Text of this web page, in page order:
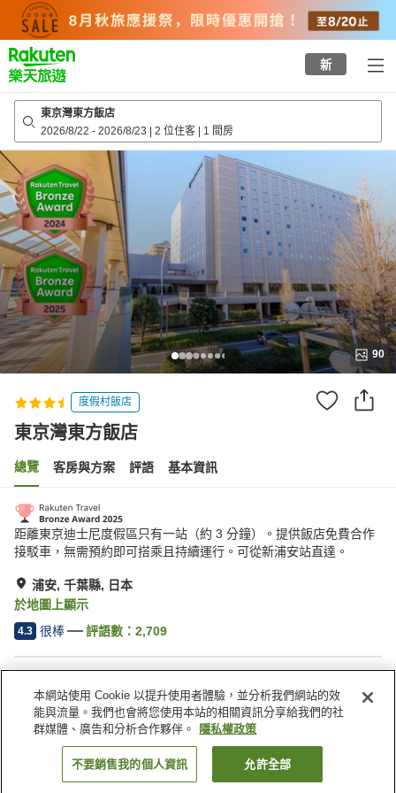
top
page
新
東京灣東方飯店
2026/8/22 - 2026/8/23 | 2 位住客 | 1 間房
90
度假村飯店
東京灣東方飯店
總覽 客房與方案 評語 基本資訊
距離東京迪士尼度假區只有一站（約 3 分鐘）。提供飯店免費合作
接駁車，無需預約即可搭乘且持續運行。可從新浦安站直達。
浦安, 千葉縣, 日本
於地圖上顯示
4.3 很棒 評語數： 2,709
停車場
Spa／美容沙龍
餐廳
休息室
日本 千葉縣 浦安 東京灣東方飯店
找客房
本網站使用 Cookie 以提升使用者體驗，並分析我們網站的效
能與流量。我們也會將您使用本站的相關資訊分享給我們的社
群媒體、廣告和分析合作夥伴。
隱私權政策
不要銷售我的個人資訊 允許全部